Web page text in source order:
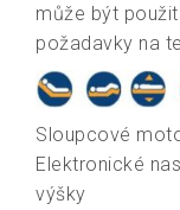
může být
požadavky na
Sloupcové
Elektronické
výšky